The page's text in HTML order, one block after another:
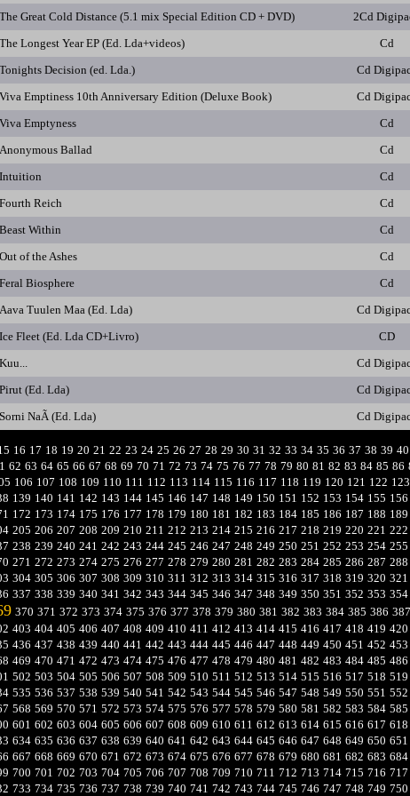
The Great Cold Distance (5.1 mix Special Edition CD + DVD) 2Cd
The Longest Year EP (Ed. Lda+videos)
Cd
Tonights Decision (ed. Lda.)
Cd
Viva Emptiness 10th Anniversary Edition (Deluxe Book)
Cd
Viva Emptyness
Cd
Anonymous Ballad
Cd
Intuition
Cd
Fourth Reich
Cd
Beast Within
Cd
Out of the Ashes
Cd
Feral Biosphere
Cd
Aava Tuulen Maa (Ed. Lda)
Cd
Ice Fleet (Ed. Lda CD+Livro)
CD
Kuu...
Cd
Pirut (Ed. Lda)
Cd
Sorni NaÃ­ (Ed. Lda)
Cd
16 17 18 19 20 21 22 23 24 25 26 27 28 29 30 31 32 33 34 35 36 37 38 39 40
62 63 64 65 66 67 68 69 70 71 72 73 74 75 76 77 78 79 80 81 82 83 84 85 86
106 107 108 109 110 111 112 113 114 115 116 117 118 119 120 121 122 123
139 140 141 142 143 144 145 146 147 148 149 150 151 152 153 154 155 156
172 173 174 175 176 177 178 179 180 181 182 183 184 185 186 187 188 189
205 206 207 208 209 210 211 212 213 214 215 216 217 218 219 220 221 222
238 239 240 241 242 243 244 245 246 247 248 249 250 251 252 253 254 255
271 272 273 274 275 276 277 278 279 280 281 282 283 284 285 286 287 288
304 305 306 307 308 309 310 311 312 313 314 315 316 317 318 319 320 321
337 338 339 340 341 342 343 344 345 346 347 348 349 350 351 352 353 354
370 371 372 373 374 375 376 377 378 379 380 381 382 383 384 385 386 387
403 404 405 406 407 408 409 410 411 412 413 414 415 416 417 418 419 420
436 437 438 439 440 441 442 443 444 445 446 447 448 449 450 451 452 453
469 470 471 472 473 474 475 476 477 478 479 480 481 482 483 484 485 486
502 503 504 505 506 507 508 509 510 511 512 513 514 515 516 517 518 519
535 536 537 538 539 540 541 542 543 544 545 546 547 548 549 550 551 552
568 569 570 571 572 573 574 575 576 577 578 579 580 581 582 583 584 585
601 602 603 604 605 606 607 608 609 610 611 612 613 614 615 616 617 618
634 635 636 637 638 639 640 641 642 643 644 645 646 647 648 649 650 651
667 668 669 670 671 672 673 674 675 676 677 678 679 680 681 682 683 684
700 701 702 703 704 705 706 707 708 709 710 711 712 713 714 715 716 717
733 734 735 736 737 738 739 740 741 742 743 744 745 746 747 748 749 750